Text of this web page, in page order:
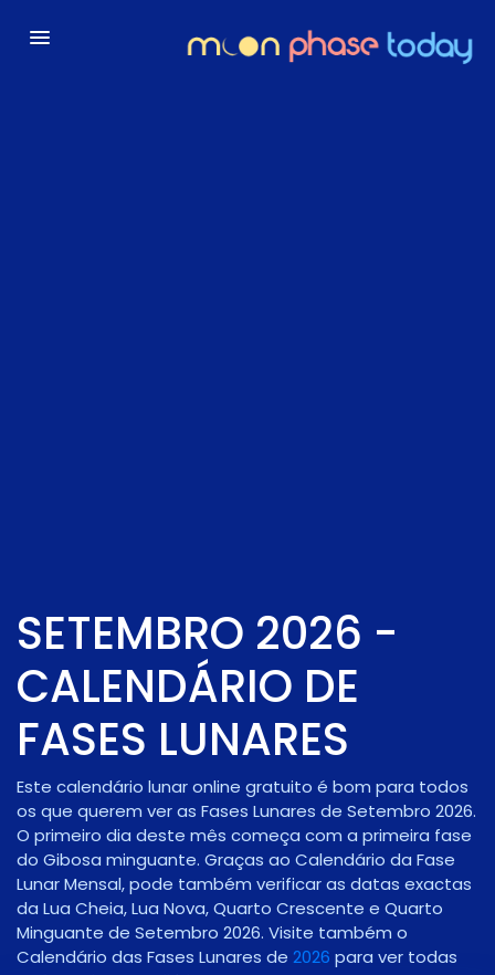
SETEMBRO 2026 -
CALENDÁRIO DE
FASES LUNARES
Este calendário lunar online gratuito é bom para todos
os que querem ver as Fases Lunares de Setembro 2026.
O primeiro dia deste mês começa com a primeira fase
do Gibosa minguante. Graças ao Calendário da Fase
Lunar Mensal, pode também verificar as datas exactas
da Lua Cheia, Lua Nova, Quarto Crescente e Quarto
Minguante de Setembro 2026. Visite também o
Calendário das Fases Lunares de 2026 para ver todas